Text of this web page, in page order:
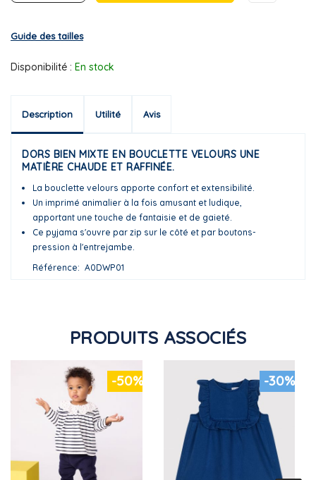
Guide des tailles
Disponibilité : En stock
Description Utilité Avis
DORS BIEN MIXTE EN BOUCLETTE VELOURS UNE
MATIÈRE CHAUDE ET RAFFINÉE.
La bouclette velours apporte confort et extensibilité.
Un imprimé animalier à la fois amusant et ludique,
apportant une touche de fantaisie et de gaieté.
Ce pyjama s'ouvre par zip sur le côté et par boutons-
pression à l'entrejambe.
Référence
A0DWP01
PRODUITS ASSOCIÉS
-50% -30%